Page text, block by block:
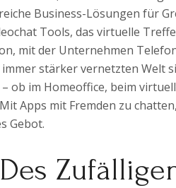
Business-Lösungen für
Tools, das virtuelle
mit der Unternehmen
stärker vernetzten Welt
ob im Homeoffice, beim
Apps mit Fremden zu
Gebot.